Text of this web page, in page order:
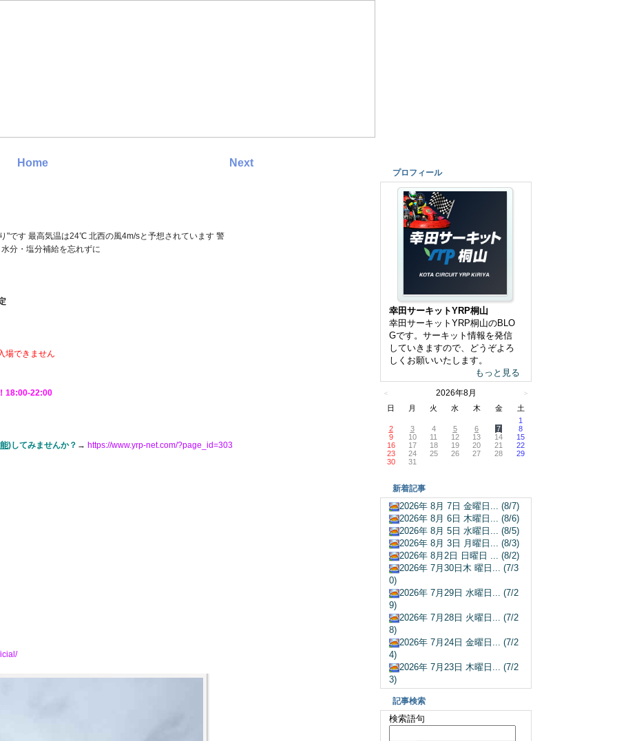
Next
Home
"です 最高気温は24℃ 北西の風4m/sと予想されています 警
分・塩分補給を忘れずに
場できません
18:00-22:00
)してみませんか？ → https://www.yrp-net.com/?page_id=303
プロフィール
幸田サーキットYRP桐山
幸田サーキットYRP桐山のBLO
Gです。サーキット情報を発信
していきますので、どうぞよろ
しくお願いいたします。
もっと見る
＜ 2026年8月
＞
日
月 火 水 木 金
土
1
2
3 4 5 6 7
8
9
10 11 12 13 14
15
16
17 18 19 20 21
22
23
24 25 26 27 28
29
30
31
新着記事
2026年 8月 7日 金曜日... (8/7)
2026年 8月 6日 木曜日... (8/6)
2026年 8月 5日 水曜日... (8/5)
2026年 8月 3日 月曜日... (8/3)
2026年 8月2日 日曜日 ... (8/2)
2026年 7月30日木 曜日... (7/3
0)
2026年 7月29日 水曜日... (7/2
9)
2026年 7月28日 火曜日... (7/2
8)
2026年 7月24日 金曜日... (7/2
4)
2026年 7月23日 木曜日... (7/2
3)
記事検索
検索語句